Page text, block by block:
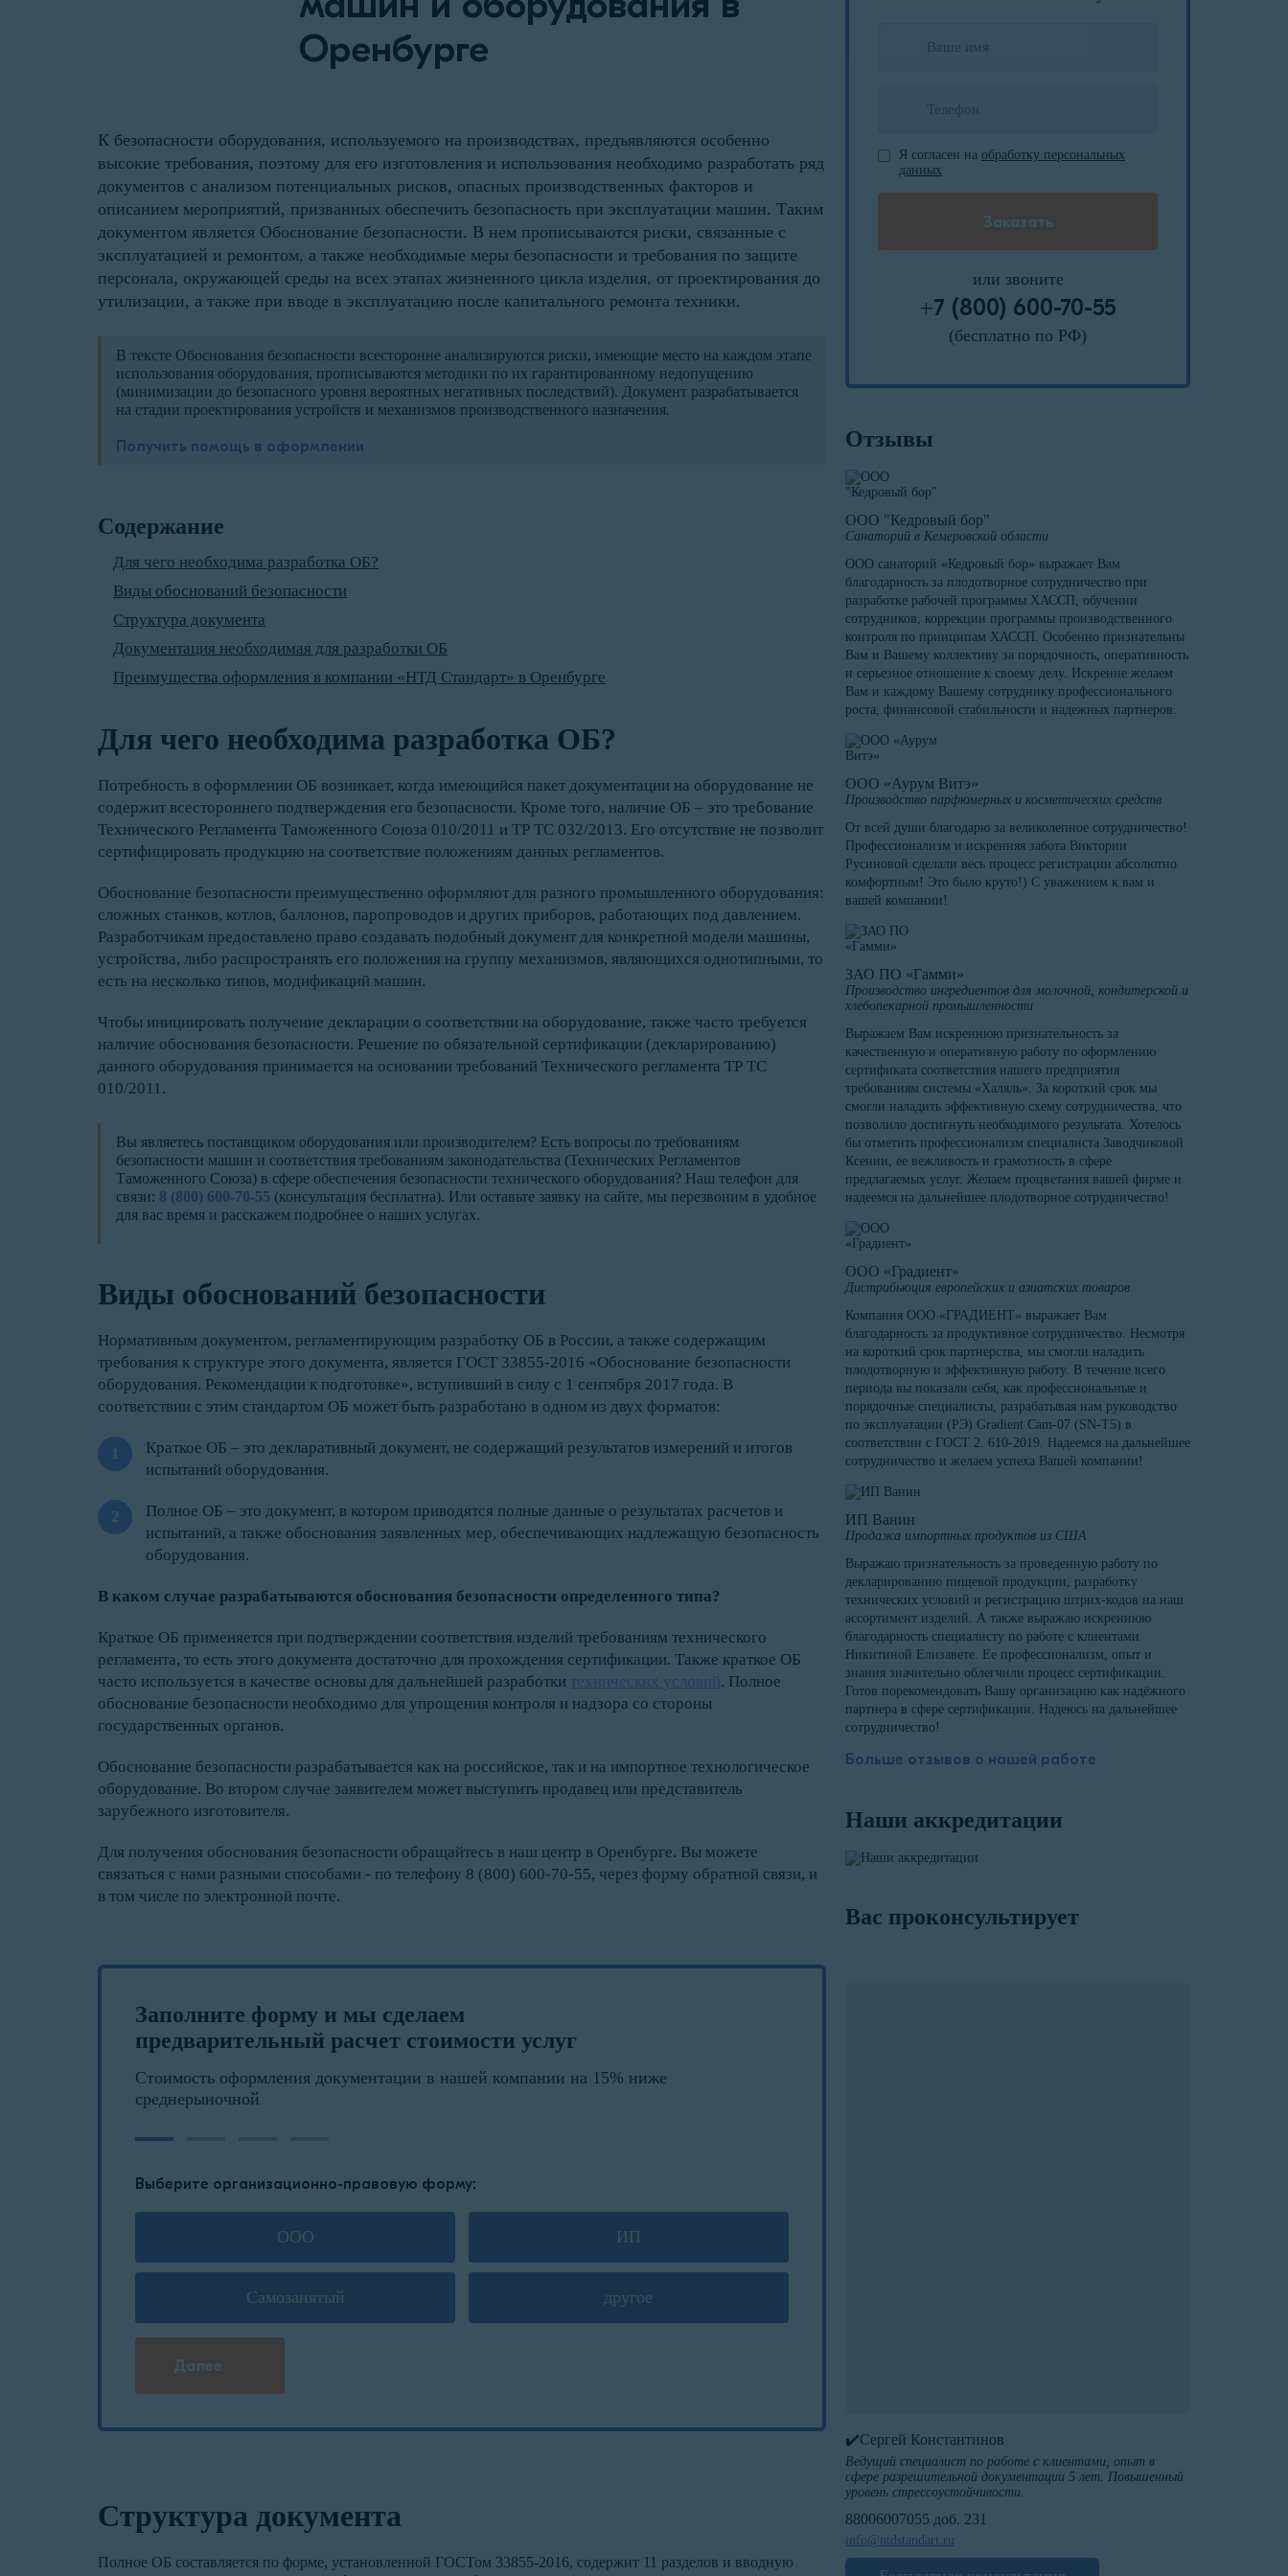
Оренбурге
К безопасности оборудования, используемого на производствах, предъявляются особенно
высокие требования, поэтому для его изготовления и использования необходимо разработать ряд
документов с анализом потенциальных рисков, опасных производственных факторов и
описанием мероприятий, призванных обеспечить безопасность при эксплуатации машин. Таким
документом является Обоснование безопасности. В нем прописываются риски, связанные с
эксплуатацией и ремонтом, а также необходимые меры безопасности и требования по защите
персонала, окружающей среды на всех этапах жизненного цикла изделия, от проектирования до
утилизации, а также при вводе в эксплуатацию после капитального ремонта техники.
В тексте Обоснования безопасности всесторонне анализируются риски, имеющие место на каждом этапе
использования оборудования, прописываются методики по их гарантированному недопущению
(минимизации до безопасного уровня вероятных негативных последствий). Документ разрабатывается
на стадии проектирования устройств и механизмов производственного назначения.
Получить помощь в оформлении
Содержание
Для чего необходима разработка ОБ?
Виды обоснований безопасности
Структура документа
Документация необходимая для разработки ОБ
Преимущества оформления в компании «НТД Стандарт» в Оренбурге
Для чего необходима разработка ОБ?
Потребность в оформлении ОБ возникает, когда имеющийся пакет документации на оборудование не
содержит всестороннего подтверждения его безопасности. Кроме того, наличие ОБ – это требование
Технического Регламента Таможенного Союза 010/2011 и ТР ТС 032/2013. Его отсутствие не позволит
сертифицировать продукцию на соответствие положениям данных регламентов.
Обоснование безопасности преимущественно оформляют для разного промышленного оборудования:
сложных станков, котлов, баллонов, паропроводов и других приборов, работающих под давлением.
Разработчикам предоставлено право создавать подобный документ для конкретной модели машины,
устройства, либо распространять его положения на группу механизмов, являющихся однотипными, то
есть на несколько типов, модификаций машин.
Чтобы инициировать получение декларации о соответствии на оборудование, также часто требуется
наличие обоснования безопасности. Решение по обязательной сертификации (декларированию)
данного оборудования принимается на основании требований Технического регламента ТР ТС
010/2011.
Вы являетесь поставщиком оборудования или производителем? Есть вопросы по требованиям
безопасности машин и соответствия требованиям законодательства (Технических Регламентов
Таможенного Союза) в сфере обеспечения безопасности технического оборудования? Наш телефон для
связи: 8 (800) 600-70-55 (консультация бесплатна). Или оставьте заявку на сайте, мы перезвоним в удобное
для вас время и расскажем подробнее о наших услугах.
Виды обоснований безопасности
Нормативным документом, регламентирующим разработку ОБ в России, а также содержащим
требования к структуре этого документа, является ГОСТ 33855-2016 «Обоснование безопасности
оборудования. Рекомендации к подготовке», вступивший в силу с 1 сентября 2017 года. В
соответствии с этим стандартом ОБ может быть разработано в одном из двух форматов:
Краткое ОБ – это декларативный документ, не содержащий результатов измерений и итогов
испытаний оборудования.
Полное ОБ – это документ, в котором приводятся полные данные о результатах расчетов и
испытаний, а также обоснования заявленных мер, обеспечивающих надлежащую безопасность
оборудования.
В каком случае разрабатываются обоснования безопасности определенного типа?
Краткое ОБ применяется при подтверждении соответствия изделий требованиям технического
регламента, то есть этого документа достаточно для прохождения сертификации. Также краткое ОБ
часто используется в качестве основы для дальнейшей разработки технических условий. Полное
обоснование безопасности необходимо для упрощения контроля и надзора со стороны
государственных органов.
Обоснование безопасности разрабатывается как на российское, так и на импортное технологическое
оборудование. Во втором случае заявителем может выступить продавец или представитель
зарубежного изготовителя.
Для получения обоснования безопасности обращайтесь в наш центр в Оренбурге. Вы можете
связаться с нами разными способами - по телефону 8 (800) 600-70-55, через форму обратной связи, и
в том числе по электронной почте.
Заполните форму и мы сделаем
предварительный расчет стоимости услуг
Стоимость оформления документации в нашей компании на 15% ниже
среднерыночной
Выберите организационно-правовую форму:
ООО ИП
Самозанятый другое
Далее
Структура документа
Полное ОБ составляется по форме, установленной ГОСТом 33855-2016, содержит 11 разделов и вводную
Я согласен на обработку персональных
данных
или звоните
+7 (800) 600-70-55
(бесплатно по РФ)
Отзывы
ООО "Кедровый бор"
Санаторий в Кемеровской области
ООО санаторий «Кедровый бор» выражает Вам
благодарность за плодотворное сотрудничество при
разработке рабочей программы ХАССП, обучении
сотрудников, коррекции программы производственного
контроля по принципам ХАССП. Особенно признательны
Вам и Вашему коллективу за порядочность, оперативность
и серьезное отношение к своему делу. Искренне желаем
Вам и каждому Вашему сотруднику профессионального
роста, финансовой стабильности и надежных партнеров.
ООО «Аурум Витэ»
Производство парфюмерных и косметических средств
От всей души благодарю за великолепное сотрудничество!
Профессионализм и искренняя забота Виктории
Русиновой сделали весь процесс регистрации абсолютно
комфортным! Это было круто!) С уважением к вам и
вашей компании!
ЗАО ПО «Гамми»
Производство ингредиентов для молочной, кондитерской и
хлебопекарной промышленности
Выражаем Вам искреннюю признательность за
качественную и оперативную работу по оформлению
сертификата соответствия нашего предприятия
требованиям системы «Халяль». За короткий срок мы
смогли наладить эффективную схему сотрудничества, что
позволило достигнуть необходимого результата. Хотелось
бы отметить профессионализм специалиста Заводчиковой
Ксении, ее вежливость и грамотность в сфере
предлагаемых услуг. Желаем процветания вашей фирме и
надеемся на дальнейшее плодотворное сотрудничество!
ООО «Градиент»
Дистрибьюция европейских и азиатских товаров
Компания ООО «ГРАДИЕНТ» выражает Вам
благодарность за продуктивное сотрудничество. Несмотря
на короткий срок партнерства, мы смогли наладить
плодотворную и эффективную работу. В течение всего
периода вы показали себя, как профессиональные и
порядочные специалисты, разрабатывая нам руководство
по эксплуатации (РЭ) Gradient Cam-07 (SN-T5) в
соответствии с ГОСТ 2. 610-2019. Надеемся на дальнейшее
сотрудничество и желаем успеха Вашей компании!
ИП Ванин
Продажа импортных продуктов из США
Выражаю признательность за проведенную работу по
декларированию пищевой продукции, разработку
технических условий и регистрацию штрих-кодов на наш
ассортимент изделий. А также выражаю искреннюю
благодарность специалисту по работе с клиентами
Никитиной Елизавете. Ее профессионализм, опыт и
знания значительно облегчили процесс сертификации.
Готов порекомендовать Вашу организацию как надёжного
партнера в сфере сертификации. Надеюсь на дальнейшее
сотрудничество!
Больше отзывов о нашей работе
Наши аккредитации
Вас проконсультирует
✔️Сергей Константинов
Ведущий специалист по работе с клиентами, опыт в
сфере разрешительной документации 5 лет. Повышенный
уровень стрессоустойчивости.
88006007055 доб. 231
info@ntdstandart.ru